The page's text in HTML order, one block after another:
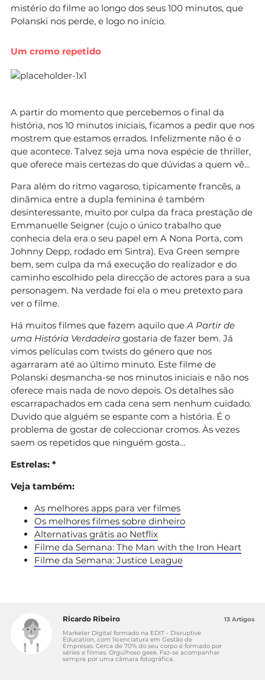
mistério do filme ao longo dos seus 100 minutos, que
Polanski nos perde, e logo no início.
Um cromo repetido
A partir do momento que percebemos o final da
história, nos 10 minutos iniciais, ficamos a pedir que nos
mostrem que estamos errados. Infelizmente não é o
que acontece. Talvez seja uma nova espécie de thriller,
que oferece mais certezas do que dúvidas a quem vê…
Para além do ritmo vagaroso, tipicamente francês, a
dinâmica entre a dupla feminina é também
desinteressante, muito por culpa da fraca prestação de
Emmanuelle Seigner (cujo o único trabalho que
conhecia dela era o seu papel em A Nona Porta, com
Johnny Depp, rodado em Sintra). Eva Green sempre
bem, sem culpa da má execução do realizador e do
caminho escolhido pela direcção de actores para a sua
personagem. Na verdade foi ela o meu pretexto para
ver o filme.
Há muitos filmes que fazem aquilo que A Partir de
uma História Verdadeira gostaria de fazer bem. Já
vimos películas com twists do género que nos
agarraram até ao último minuto. Este filme de
Polanski desmancha-se nos minutos iniciais e não nos
oferece mais nada de novo depois. Os detalhes são
escarrapachados em cada cena sem nenhum cuidado.
Duvido que alguém se espante com a história. É o
problema de gostar de coleccionar cromos. Às vezes
saem os repetidos que ninguém gosta…
Estrelas: *
Veja também:
As melhores apps para ver filmes
Os melhores filmes sobre dinheiro
Alternativas grátis ao Netflix
Filme da Semana: The Man with the Iron Heart
Filme da Semana: Justice League
Ricardo Ribeiro
Marketer Digital formado na EDIT - Disruptive
Education, com licenciatura em Gestão de
Empresas. Cerca de 70% do seu corpo é formado por
séries e filmes. Orgulhoso geek. Faz-se acompanhar
sempre por uma câmara fotográfica.
13 Artigos